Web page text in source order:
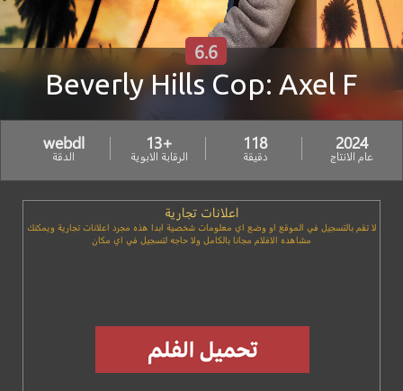
Beverly Hills Cop: Axel F
6.6
2024
عام الانتاج
118
دقيقة
+13
الرقابة الابوية
webdl
الدقة
اعلانات تجارية
لا تقم بالتسجيل في الموقع او وضع اي معلومات شخصية ابدا هذه مجرد اعلانات تجارية ويمكنك
مشاهده الافلام مجانا بالكامل ولا حاجه لتسجيل في اي مكان